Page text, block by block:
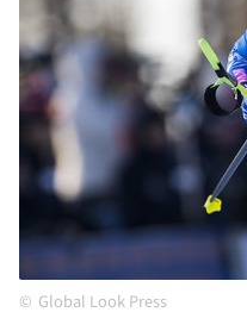
Global Look Press